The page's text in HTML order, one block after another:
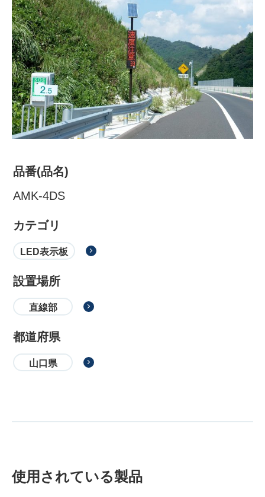
株式会社吾妻製作所 会社案
品番(品名)
AMK-4DS
カテゴリ
LED表示板
設置場所
直線部
都道府県
山口県
使用されている製品